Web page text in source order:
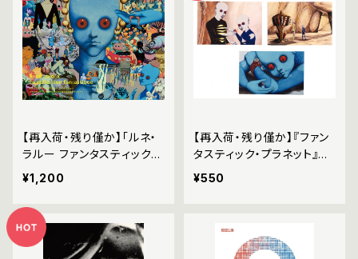
【再入荷・残り僅か】「ルネ・
ラルー ファンタスティック・
コレクション」パンフレット
¥1,200
【再入荷・残り僅か】『ファン
タスティック・プラネット』ポ
ストカードセット
¥550